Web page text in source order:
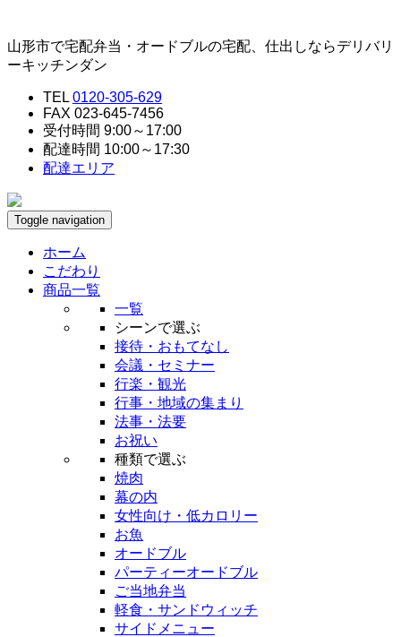
山形市で宅配弁当・オードブルの宅配、仕出しならデリバリ
ーキッチンダン
TEL 0120-305-629
FAX 023-645-7456
受付時間 9:00～17:00
配達時間 10:00～17:30
配達エリア
Toggle navigation
ホーム
こだわり
商品一覧
一覧
シーンで選ぶ
接待・おもてなし
会議・セミナー
行楽・観光
行事・地域の集まり
法事・法要
お祝い
種類で選ぶ
焼肉
幕の内
女性向け・低カロリー
お魚
オードブル
パーティーオードブル
ご当地弁当
軽食・サンドウィッチ
サイドメニュー